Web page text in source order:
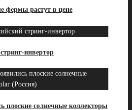
фермы растут в цене
инвертор
плоские солнечные коллекторы